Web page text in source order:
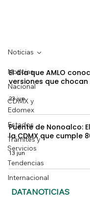
Noticias
Nacional
CDMX y
Edomex
Estados
Trámites y
Servicios
Tendencias
Internacional
Noticias
El día que AMLO
versiones que chocan
23 jun
Puente de Nonoalco:
la CDMX que cumple
13 jun
DATANOTICIAS